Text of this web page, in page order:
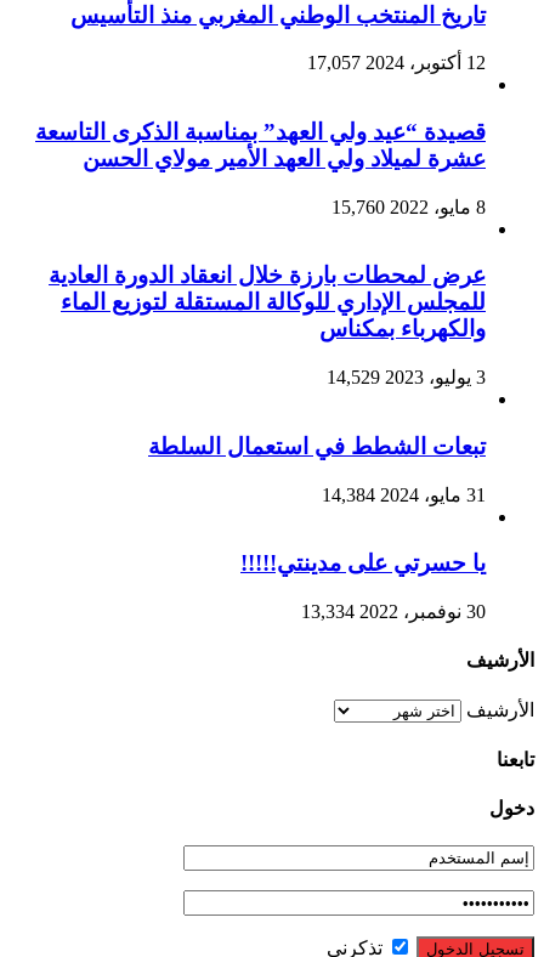
تاريخ المنتخب الوطني المغربي منذ التأسيس
12 أكتوبر، 2024 17,057
قصيدة “عيد ولي العهد” بمناسبة الذكرى التاسعة
عشرة لميلاد ولي العهد الأمير مولاي الحسن
8 مايو، 2022 15,760
عرض لمحطات بارزة خلال انعقاد الدورة العادية
للمجلس الإداري للوكالة المستقلة لتوزيع الماء
والكهرباء بمكناس
3 يوليو، 2023 14,529
تبعات الشطط في استعمال السلطة
31 مايو، 2024 14,384
يا حسرتي على مدينتي!!!!!
30 نوفمبر، 2022 13,334
الأرشيف
الأرشيف
تابعنا
دخول
تذكرني